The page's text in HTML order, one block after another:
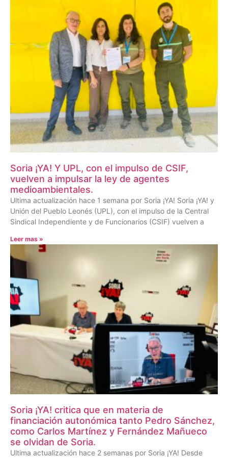
Soria ¡YA! Y UPL, con el impulso de CSIF,
vuelven a impulsar la ley de agentes
medioambientales.
Ultima actualización hace 1 semana por Soria ¡YA! Soria ¡YA! y
Unión del Pueblo Leonés (UPL), con el impulso de la Central
Sindical Independiente y de Funcionarios (CSIF) vuelven a
Leer mas »
Soria ¡YA! critica que en materia de
financiación autonómica tanto Pedro Sánchez,
como Carlos Martínez y Fernández Mañueco
se olvidan de Soria.
Ultima actualización hace 2 semanas por Soria ¡YA! Desde